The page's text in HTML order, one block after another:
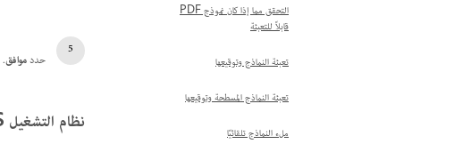
التحقق مما إذا كان نموذج PDF
قابلاً للتعبئة
تعبئة النماذج وتوقيعها
تعبئة النماذج المسطحة وتوقيعها
ملء النماذج تلقائيًا
حددموافق.
نظام التشغيل macOS